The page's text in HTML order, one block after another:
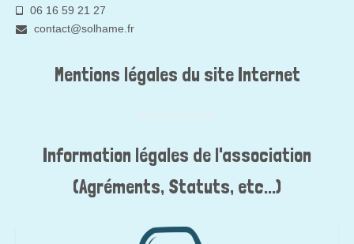
06 16 59 21 27
contact@solhame.fr
Mentions légales du site Internet
Information légales de l'association
(Agréments, Statuts, etc...)